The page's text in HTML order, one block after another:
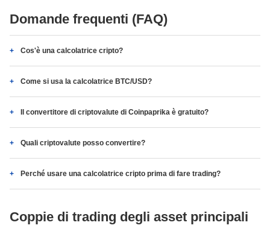
Domande frequenti (FAQ)
Cos'è una calcolatrice cripto?
Come si usa la calcolatrice BTC/USD?
Il convertitore di criptovalute di Coinpaprika è gratuito?
Quali criptovalute posso convertire?
Perché usare una calcolatrice cripto prima di fare trading?
Coppie di trading degli asset principali